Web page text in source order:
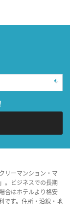
リーマンション・マ
。ビジネスでの長期
合はホテルより格安
です。住所・沿線・地